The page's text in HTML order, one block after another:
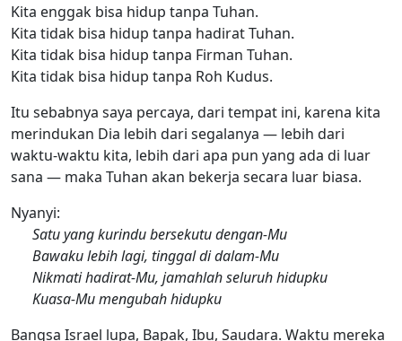
Kita enggak bisa hidup tanpa Tuhan.
Kita tidak bisa hidup tanpa hadirat Tuhan.
Kita tidak bisa hidup tanpa Firman Tuhan.
Kita tidak bisa hidup tanpa Roh Kudus.
Itu sebabnya saya percaya, dari tempat ini, karena kita
merindukan Dia lebih dari segalanya — lebih dari
waktu-waktu kita, lebih dari apa pun yang ada di luar
sana — maka Tuhan akan bekerja secara luar biasa.
Nyanyi:
Satu yang kurindu bersekutu dengan-Mu
Bawaku lebih lagi, tinggal di dalam-Mu
Nikmati hadirat-Mu, jamahlah seluruh hidupku
Kuasa-Mu mengubah hidupku
Bangsa Israel lupa, Bapak, Ibu, Saudara. Waktu mereka